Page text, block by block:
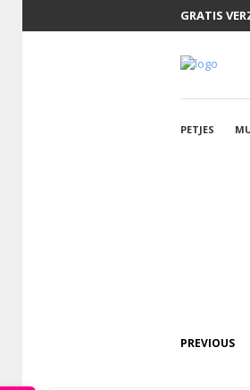
GRATIS
PETJES
PREVIOUS